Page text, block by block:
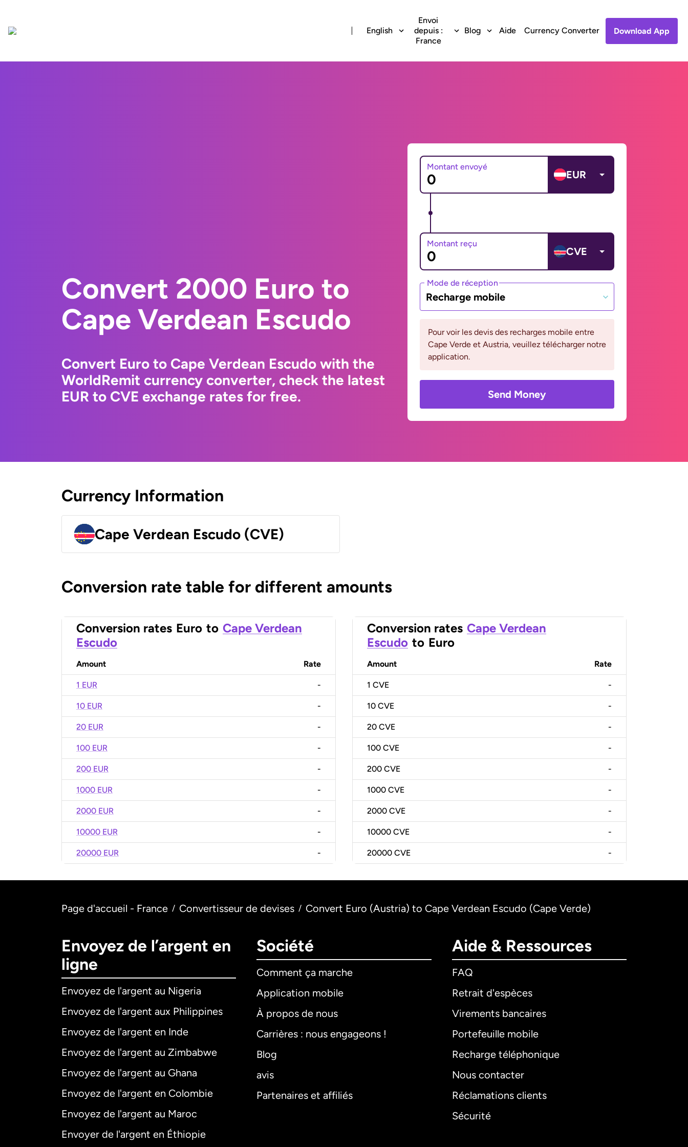
English
Envoi
depuis :
France
Blog Aide Currency Converter Download App
Convert 2000 Euro to
Cape Verdean Escudo
Convert Euro to Cape Verdean Escudo with the
WorldRemit currency converter, check the latest
EUR to CVE exchange rates for free.
Montant envoyé
EUR
Montant reçu
CVE
Mode de réception
Recharge mobile
Pour voir les devis des recharges mobile entre
Cape Verde et Austria, veuillez télécharger notre
application.
Send Money
Currency Information
Cape Verdean Escudo (CVE)
Conversion rate table for different amounts
Conversion rates Euro to Cape Verdean
Escudo
Amount Rate
1 EUR -
10 EUR -
20 EUR -
100 EUR -
200 EUR -
1000 EUR -
2000 EUR -
10000 EUR -
20000 EUR -
Conversion rates Cape Verdean
Escudo to Euro
Amount Rate
1 CVE -
10 CVE -
20 CVE -
100 CVE -
200 CVE -
1000 CVE -
2000 CVE -
10000 CVE -
20000 CVE -
Page d'accueil - France / Convertisseur de devises / Convert Euro (Austria) to Cape Verdean Escudo (Cape Verde)
Envoyez de l’argent en
ligne
Envoyez de l'argent au Nigeria
Envoyez de l'argent aux Philippines
Envoyez de l'argent en Inde
Envoyez de l'argent au Zimbabwe
Envoyez de l'argent au Ghana
Envoyez de l'argent en Colombie
Envoyez de l'argent au Maroc
Envoyer de l'argent en Éthiopie
Société
Comment ça marche
Application mobile
À propos de nous
Carrières : nous engageons !
Blog
avis
Partenaires et affiliés
Aide & Ressources
FAQ
Retrait d'espèces
Virements bancaires
Portefeuille mobile
Recharge téléphonique
Nous contacter
Réclamations clients
Sécurité